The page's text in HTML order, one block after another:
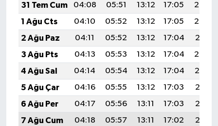
31 Tem Cum
04:08 05:51 13:12 17:05
20:23
1 Ağu Cts
04:10 05:52 13:12 17:05
20:22
2 Ağu Paz
04:11 05:52 13:12 17:04
20:21
3 Ağu Pts
04:13 05:53 13:12 17:04
20:20
4 Ağu Sal
04:14 05:54 13:12 17:04
20:19
5 Ağu Çar
04:16 05:55 13:12 17:03
20:18
6 Ağu Per
04:17 05:56 13:11 17:03
20:17
7 Ağu Cum
04:18 05:57 13:11 17:02
20:15